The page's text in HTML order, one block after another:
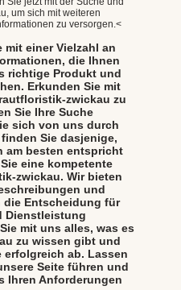
um sich mit weiteren
zu versorgen.<
mit einer Vielzahl an
die Ihnen
richtige Produkt und
Erkunden Sie mit
zwickau zu
Sie Ihre Suche
sich von uns durch
Sie dasjenige,
am besten entspricht
eine kompetente
zwickau. Wir bieten
und
die Entscheidung für
Dienstleistung
mit uns alles, was es
zu wissen gibt und
erfolgreich ab. Lassen
Seite führen und
Ihren Anforderungen